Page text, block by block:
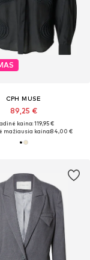
CPH MUSE
89,25 €
kaina: 119,95 €
mažiausia kaina:84,00 €